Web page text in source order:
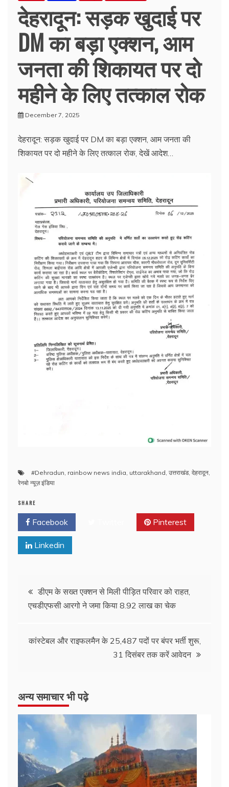
देहरादून: सड़क खुदाई पर
DM का बड़ा एक्शन, आम
जनता की शिकायत पर दो
महीने के लिए तत्काल रोक
December 7, 2025
देहरादून: सड़क खुदाई पर DM का बड़ा एक्शन, आम जनता की
शिकायत पर दो महीने के लिए तत्काल रोक, देखें आदेश…
#Dehradun, rainbow news india, uttarakhand, उत्तराखंड, देहरादून,
रेनबो न्यूज़ इंडिया
SHARE
Facebook Pinterest
Linkedin
Post
navigation
डीएम के सख्त एक्शन से मिली पीड़ित परिवार को राहत,
एचडीएफसी आरगो ने जमा किया 8.92 लाख का चेक
कांस्टेबल और राइफलमैन के 25,487 पदों पर बंपर भर्ती शुरू,
31 दिसंबर तक करें आवेदन
अन्य समाचार भी पढ़े